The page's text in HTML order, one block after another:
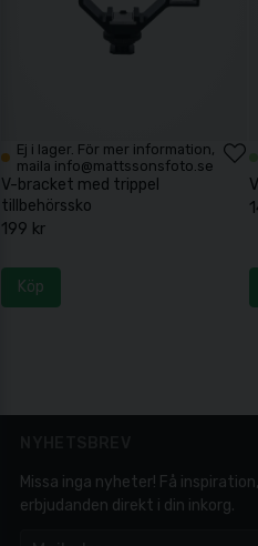
Ej i lager. För mer information,
maila info@mattssonsfoto.se
V-bracket med trippel
tillbehörssko
199 kr
Köp
Missa inga nyheter! Få
erbjudanden direkt i din inkorg.